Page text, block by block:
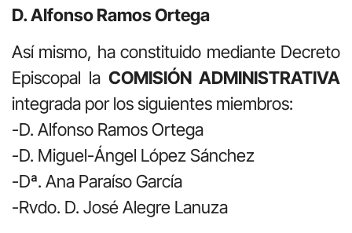
D. Alfonso Ramos Ortega
Así mismo, ha constituido mediante Decreto
Episcopal la COMISIÓN ADMINISTRATIVA
integrada por los siguientes miembros:
-D. Alfonso Ramos Ortega
-D. Miguel-Ángel López Sánchez
-Dª. Ana Paraíso García
-Rvdo. D. José Alegre Lanuza